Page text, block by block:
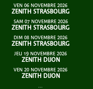
VEN 06 NOVEMBRE 2026
ZENITH STRASBOURG
SAM 07 NOVEMBRE 2026
ZENITH STRASBOURG
DIM 08 NOVEMBRE 2026
ZENITH STRASBOURG
JEU 19 NOVEMBRE 2026
ZENITH DIJON
VEN 20 NOVEMBRE 2026
ZENITH DIJON
...